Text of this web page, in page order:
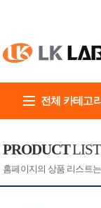
전체 카테고리
PRODUCTLIST
홈페이지의 상품 리스트